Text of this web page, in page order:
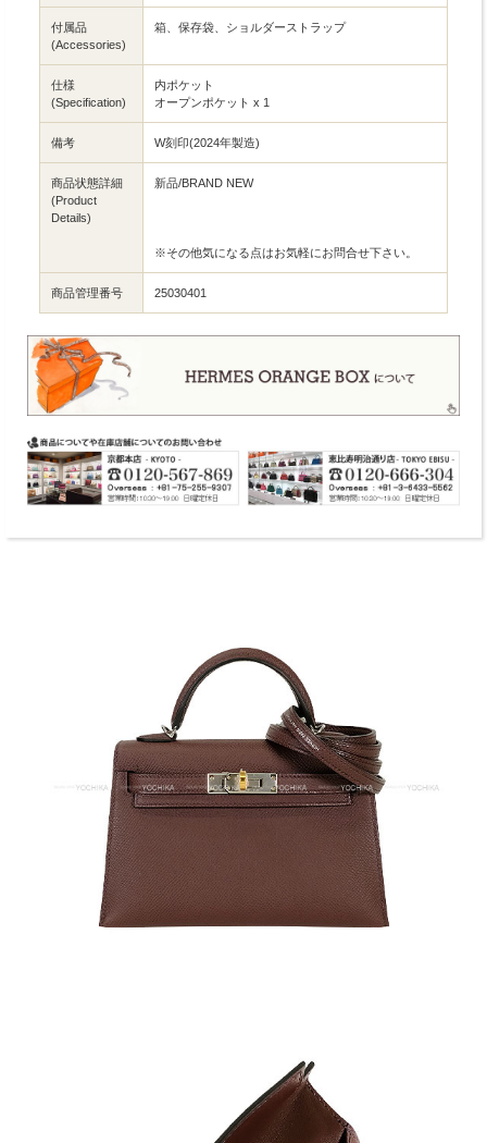
付属品
(Accessories)
箱、保存袋、ショルダーストラップ
仕様
(Specification)
内ポケット
オープンポケット x 1
備考 W刻印(2024年製造)
商品状態詳細
(Product
Details)
新品/BRAND NEW
※その他気になる点はお気軽にお問合せ下さい。
商品管理番号 25030401